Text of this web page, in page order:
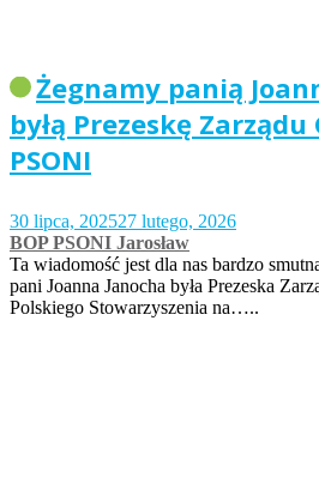
Żegnamy panią
byłą Prezeskę Zarządu
PSONI
30 lipca, 202527 lutego, 2026
BOP PSONI Jarosław
Ta wiadomość jest dla nas bardzo
pani Joanna Janocha była Prezeska
Polskiego Stowarzyszenia na…..